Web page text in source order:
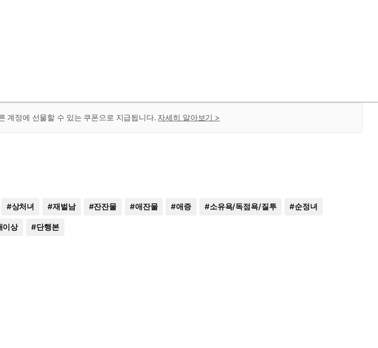
계정에 선물할 수 있는 쿠폰으로 지급됩니다. 자세히 알아보기 >
#상처녀 #재벌남 #잔잔물 #애잔물 #애증 #소유욕/독점욕/질투 #순정녀
이상 #단행본